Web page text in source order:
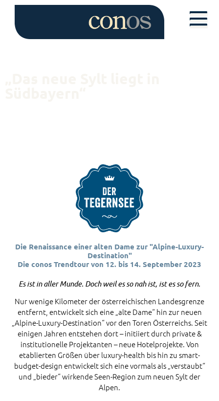
Die Renaissance einer alten Dame zur "Alpine-Luxury-
Destination"
Die conos Trendtour von 12. bis 14. September 2023
Es ist in aller Munde. Doch weil es so nah ist, ist es so fern.
Nur wenige Kilometer der österreichischen Landesgrenze
entfernt, entwickelt sich eine „alte Dame“ hin zur neuen
„Alpine-Luxury-Destination“ vor den Toren Österreichs. Seit
einigen Jahren entstehen dort – initiiert durch private &
institutionelle Projektanten – neue Hotelprojekte. Von
etablierten Größen über luxury-health bis hin zu smart-
budget-design entwickelt sich eine vormals als „verstaubt“
und „bieder“ wirkende Seen-Region zum neuen Sylt der
Alpen.